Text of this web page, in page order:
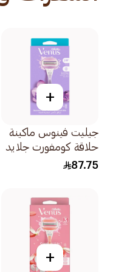
+
جيليت فينوس ماكينة
حلاقة كومفورت جلايد
بريز للنساء 1قطعة
87.75
+